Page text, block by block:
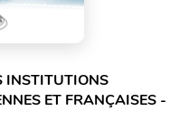
INSTITUTIONS
ET FRANÇAISES -